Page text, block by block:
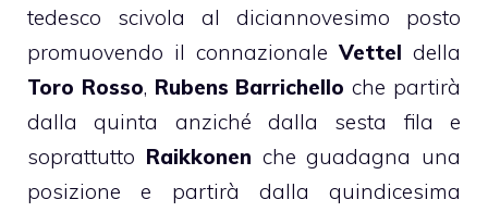
tedesco scivola al diciannovesimo posto
promuovendo il connazionaleVettel della
Toro Rosso, Rubens Barrichello che partirà
dalla quinta anziché dalla sesta fila e
soprattutto Raikkonen che guadagna una
posizione e partirà dalla quindicesima